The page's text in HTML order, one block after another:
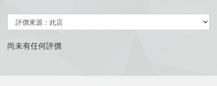
尚未有任何評價